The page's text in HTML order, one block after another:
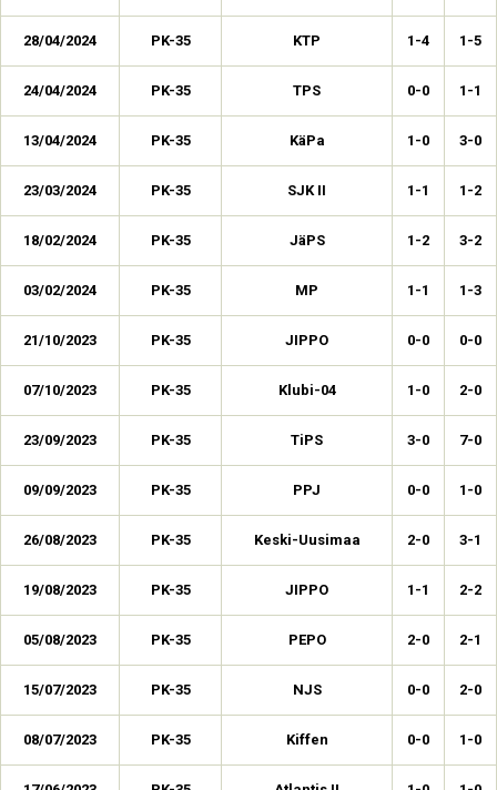
28/04/2024 PK-35 KTP 1-4 1-5
24/04/2024 PK-35 TPS 0-0 1-1
13/04/2024 PK-35 KäPa 1-0 3-0
23/03/2024 PK-35 SJK II 1-1 1-2
18/02/2024 PK-35 JäPS 1-2 3-2
03/02/2024 PK-35 MP 1-1 1-3
21/10/2023 PK-35 JIPPO 0-0 0-0
07/10/2023 PK-35 Klubi-04 1-0 2-0
23/09/2023 PK-35 TiPS 3-0 7-0
09/09/2023 PK-35 PPJ 0-0 1-0
26/08/2023 PK-35 Keski-Uusimaa 2-0 3-1
19/08/2023 PK-35 JIPPO 1-1 2-2
05/08/2023 PK-35 PEPO 2-0 2-1
15/07/2023 PK-35 NJS 0-0 2-0
08/07/2023 PK-35 Kiffen 0-0 1-0